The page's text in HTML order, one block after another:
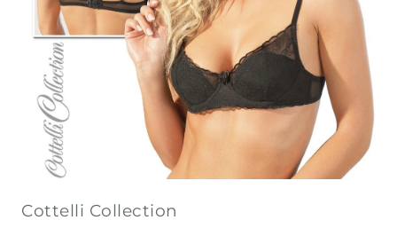
Cottelli Collection